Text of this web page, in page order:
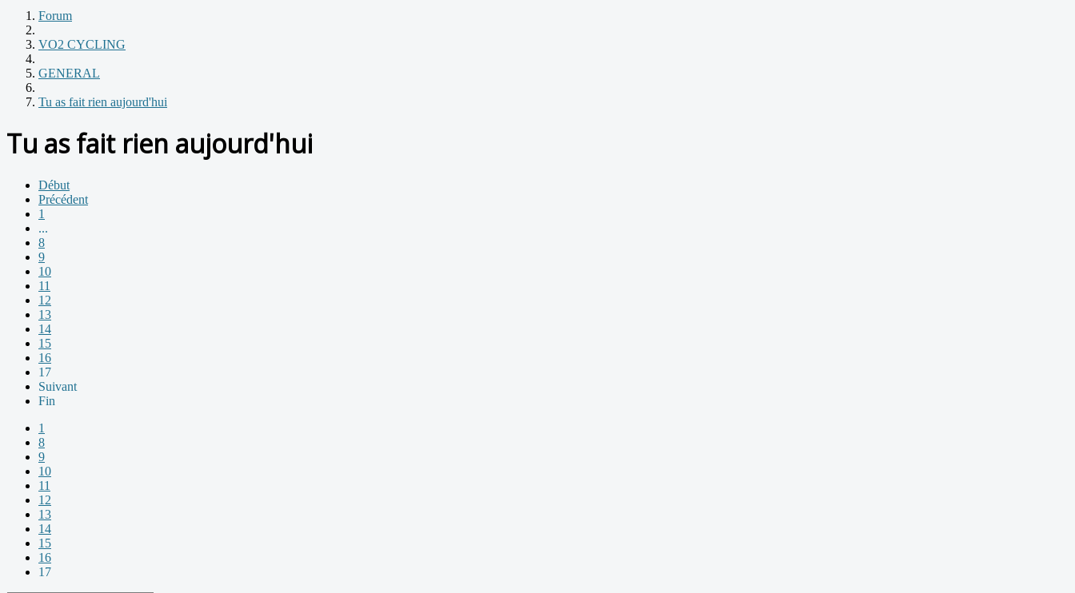
Forum
VO2 CYCLING
GENERAL
Tu as fait rien aujourd'hui
Tu as fait rien aujourd'hui
Début
Précédent
1
...
8
9
10
11
12
13
14
15
16
17
Suivant
Fin
1
8
9
10
11
12
13
14
15
16
17